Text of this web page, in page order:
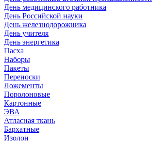
День медицинского работника
День Российской науки
День железнодорожника
День учителя
День энергетика
Пасха
Наборы
Пакеты
Переноски
Ложементы
Поролоновые
Картонные
ЭВА
Атласная ткань
Бархатные
Изолон